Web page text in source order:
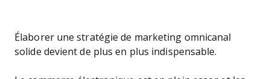
Élaborer une stratégie de marketing omnicanal
solide devient de plus en plus indispensable.